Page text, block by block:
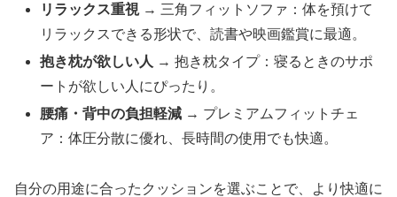
リラックス重視→ 三角フィットソファ：体を預けて
リラックスできる形状で、読書や映画鑑賞に最適。
抱き枕が欲しい人 → 抱き枕タイプ：寝るときのサポ
ートが欲しい人にぴったり。
腰痛・背中の負担軽減 → プレミアムフィットチェ
ア：体圧分散に優れ、長時間の使用でも快適。
自分の用途に合ったクッションを選ぶことで、より快適に